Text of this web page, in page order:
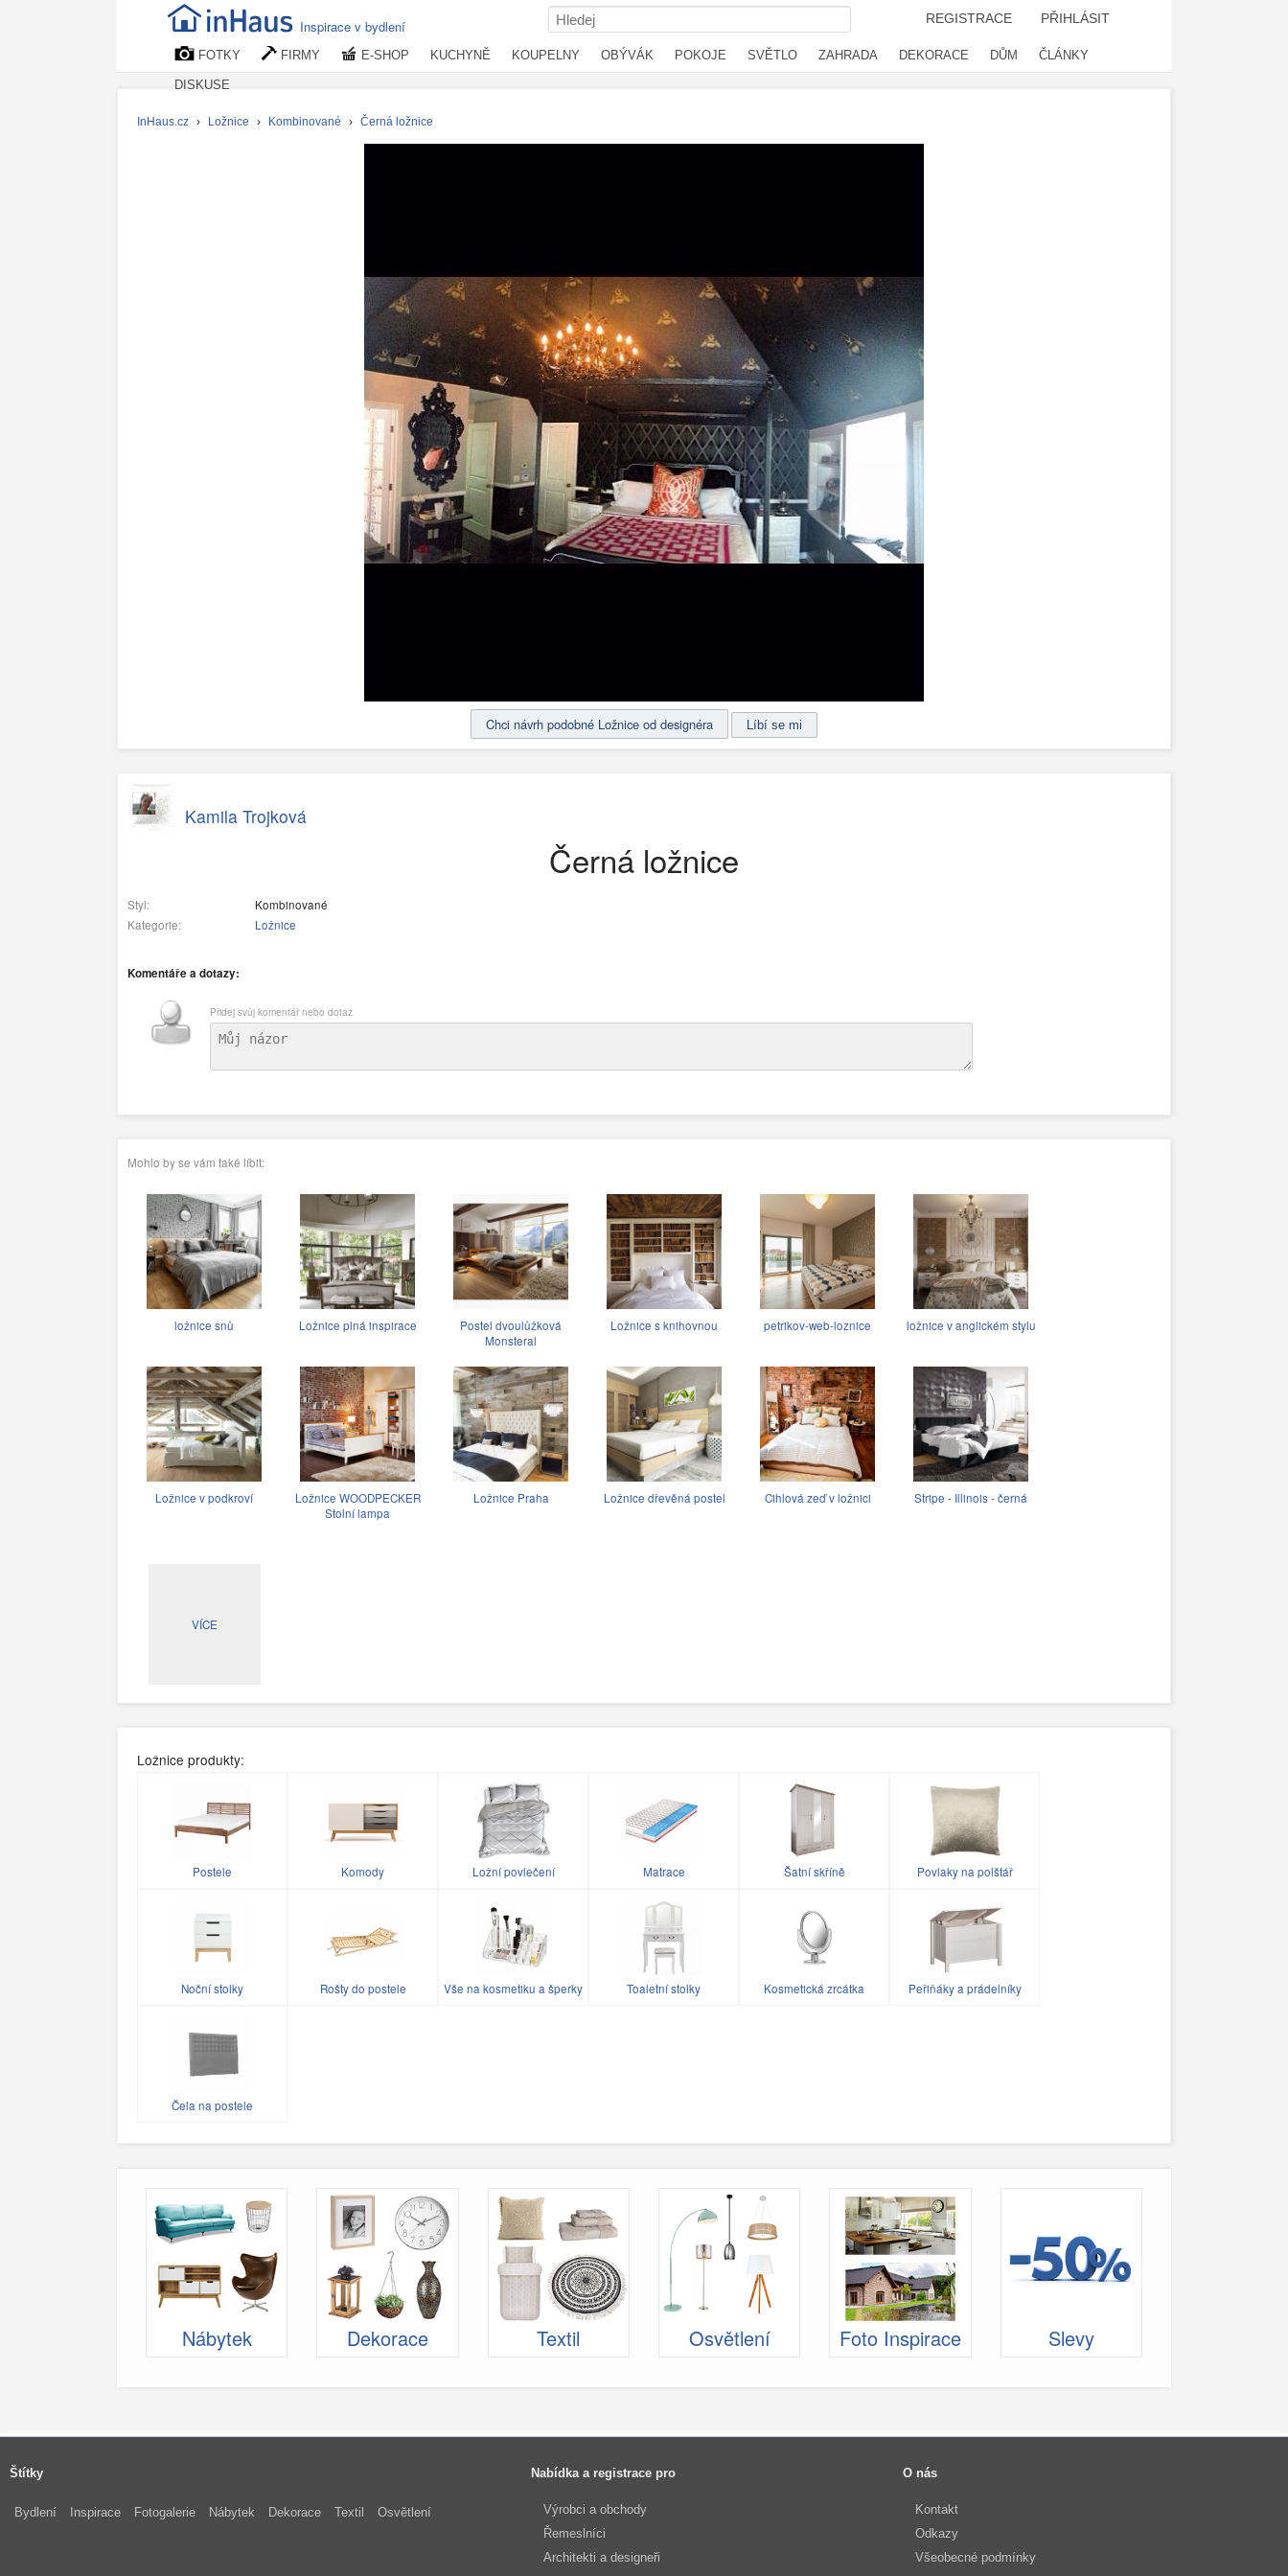
Inspirace v bydlení REGISTRACE PŘIHLÁSIT
FOTKY FIRMY E-SHOP KUCHYNĚ KOUPELNY OBÝVÁK POKOJE SVĚTLO ZAHRADA DEKORACE DŮM ČLÁNKY
DISKUSE
InHaus.cz › Ložnice › Kombinované › Černá ložnice
Chci návrh podobné Ložnice od designéra
Kamila Trojková
Černá ložnice
Styl:
Kombinované
Kategorie:
Ložnice
Komentáře a dotazy:
Přidej svůj komentář nebo dotaz
Mohlo by se vám také líbit:
ložnice snů Ložnice plná inspirace
Postel dvoulůžková
Monsteral
Ložnice s knihovnou petrikov-web-loznice ložnice v anglickém stylu
Ložnice v podkroví
Ložnice WOODPECKER
Stolní lampa
Ložnice Praha Ložnice dřevěná postel Cihlová zeď v ložnici Stripe - Illinois - černá
VÍCE
Ložnice produkty:
Postele Komody Ložní povlečení Matrace Šatní skříně Povlaky na polštář
Noční stolky Rošty do postele Vše na kosmetiku a šperky Toaletní stolky Kosmetická zrcátka Peřiňáky a prádelníky
Čela na postele
Nábytek Dekorace Textil Osvětlení Foto Inspirace Slevy
Štítky
Bydlení Inspirace Fotogalerie Nábytek Dekorace Textil Osvětlení
Nabídka a registrace pro
Výrobci a obchody
Řemeslníci
Architekti a designeři
O nás
Kontakt
Odkazy
Všeobecné podmínky